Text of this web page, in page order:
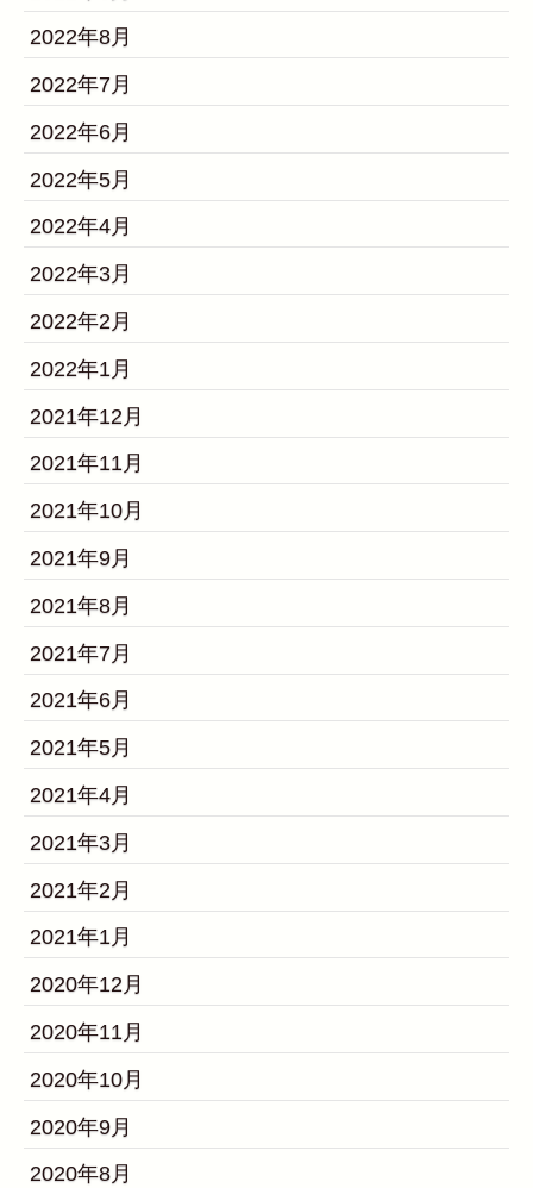
2022年8月
2022年7月
2022年6月
2022年5月
2022年4月
2022年3月
2022年2月
2022年1月
2021年12月
2021年11月
2021年10月
2021年9月
2021年8月
2021年7月
2021年6月
2021年5月
2021年4月
2021年3月
2021年2月
2021年1月
2020年12月
2020年11月
2020年10月
2020年9月
2020年8月